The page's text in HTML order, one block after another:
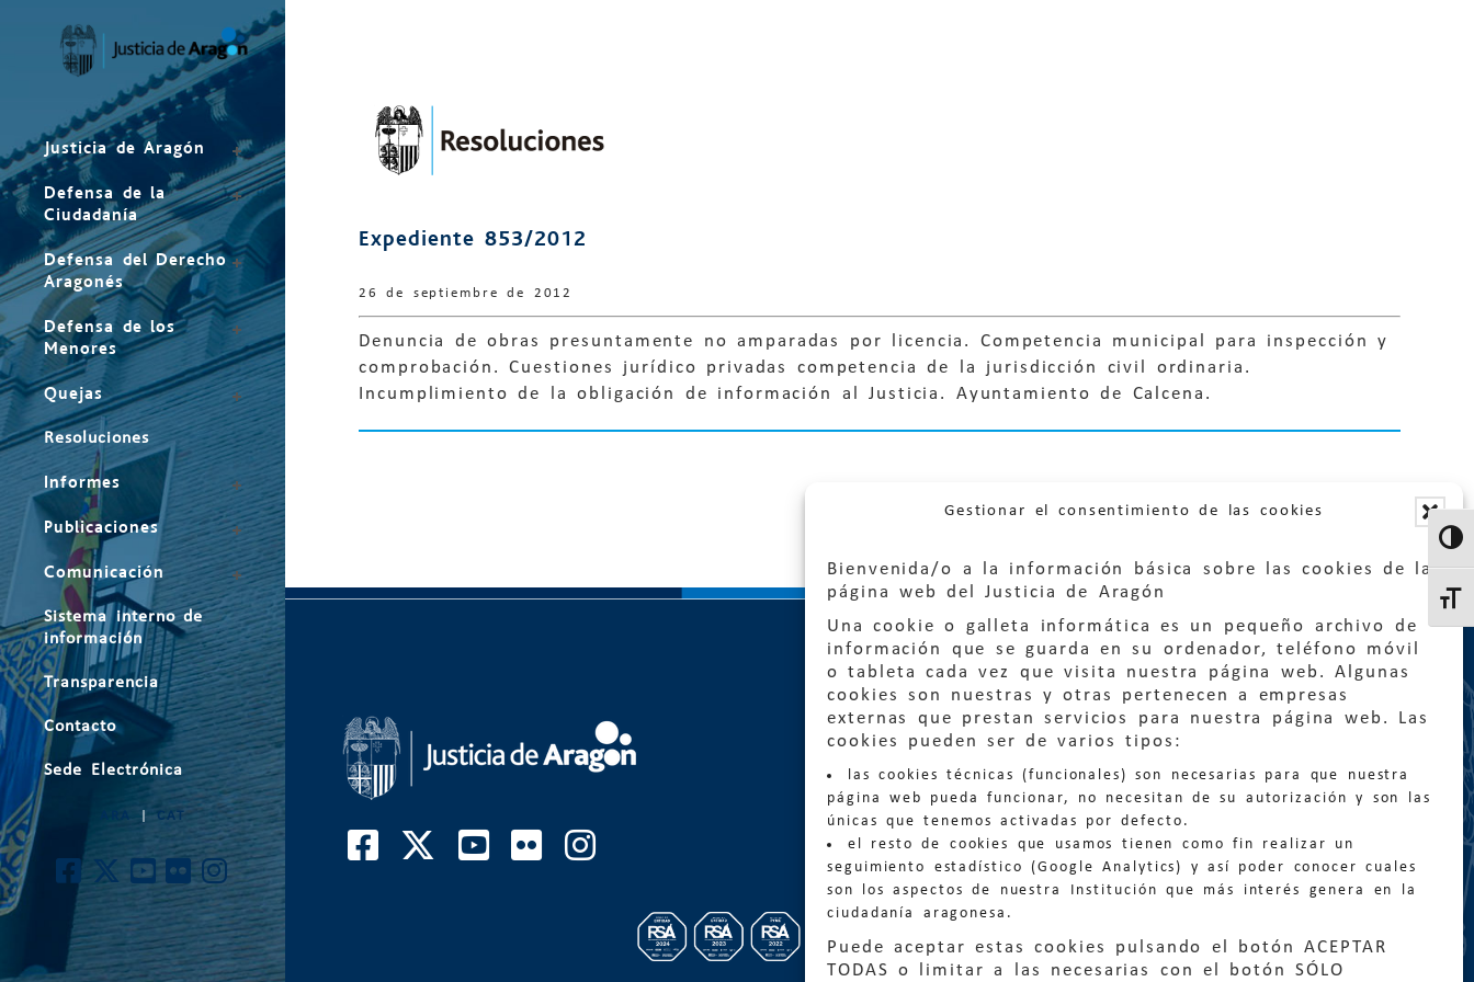
Gestionar el consentimiento de las cookies
Bienvenida/o a la información básica sobre las cookies de la
página web del Justicia de Aragón
Una cookie o galleta informática es un pequeño archivo de
información que se guarda en su ordenador, teléfono móvil
o tableta cada vez que visita nuestra página web. Algunas
cookies son nuestras y otras pertenecen a empresas
externas que prestan servicios para nuestra página web. Las
cookies pueden ser de varios tipos:
las cookies técnicas (funcionales) son necesarias para que nuestra
página web pueda funcionar, no necesitan de su autorización y son las
únicas que tenemos activadas por defecto.
el resto de cookies que usamos tienen como fin realizar un
seguimiento estadístico (Google Analytics) y así poder conocer cuales
son los aspectos de nuestra Institución que más interés genera en la
ciudadanía aragonesa.
Puede aceptar estas cookies pulsando el botón ACEPTAR
TODAS o limitar a las necesarias con el botón SÓLO
Justicia de Aragón
Defensa de la
Ciudadanía
Defensa del Derecho
Aragonés
Defensa de los
Menores
Quejas
Resoluciones
Informes
Publicaciones
Comunicación
Sistema interno de
información
Transparencia
Contacto
Sede Electrónica
|CAT
Expediente 853/2012
26 de septiembre de 2012
Denuncia de obras presuntamente no amparadas por licencia. Competencia municipal para inspección y
comprobación. Cuestiones jurídico privadas competencia de la jurisdicción civil ordinaria.
Incumplimiento de la obligación de información al Justicia. Ayuntamiento de Calcena.
Quejas:quejas@eljusticiadearagon.es
Información general:
informacion@eljusticiadearagon.es
Teléfonos: 900 210 210/ 976 399 354